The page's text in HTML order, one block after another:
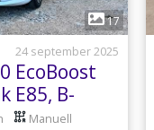
17
24 september 2025
EcoBoost
E85, B-
Manuell